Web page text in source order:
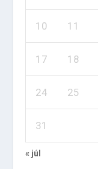
10 11
17 18
24 25
31
« júl